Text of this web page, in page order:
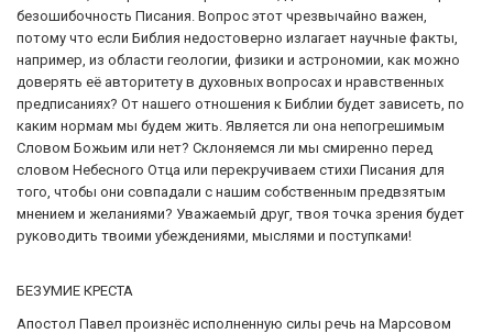
безошибочность Писания. Вопрос этот чрезвычайно важен,
потому что если Библия недостоверно излагает научные факты,
например, из области геологии, физики и астрономии, как можно
доверять её авторитету в духовных вопросах и нравственных
предписаниях? От нашего отношения к Библии будет зависеть, по
каким нормам мы будем жить. Является ли она непогрешимым
Словом Божьим или нет? Склоняемся ли мы смиренно перед
словом Небесного Отца или перекручиваем стихи Писания для
того, чтобы они совпадали с нашим собственным предвзятым
мнением и желаниями? Уважаемый друг, твоя точка зрения будет
руководить твоими убеждениями, мыслями и поступками!
БЕЗУМИЕ КРЕСТА
Апостол Павел произнёс исполненную силы речь на Марсовом